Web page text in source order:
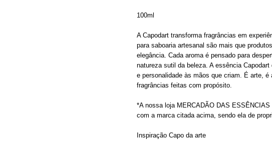
100ml
A Capodart transforma fragrâncias em
para saboaria artesanal são mais que
elegância. Cada aroma é pensado para
natureza sutil da beleza. A essência
e personalidade às mãos que criam. É arte,
fragrâncias feitas com propósito.
*A nossa loja MERCADÃO DAS
com a marca citada acima, sendo ela de
Inspiração Capo da arte